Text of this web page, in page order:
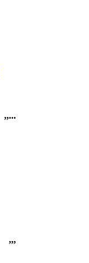
...
,
,
,
,
,